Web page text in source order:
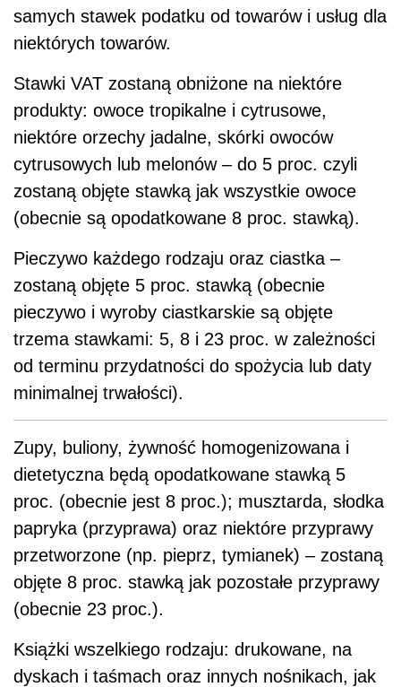
samych stawek podatku od towarów i usług dla
niektórych towarów.
Stawki VAT zostaną obniżone na niektóre
produkty: owoce tropikalne i cytrusowe,
niektóre orzechy jadalne, skórki owoców
cytrusowych lub melonów – do 5 proc. czyli
zostaną objęte stawką jak wszystkie owoce
(obecnie są opodatkowane 8 proc. stawką).
Pieczywo każdego rodzaju oraz ciastka –
zostaną objęte 5 proc. stawką (obecnie
pieczywo i wyroby ciastkarskie są objęte
trzema stawkami: 5, 8 i 23 proc. w zależności
od terminu przydatności do spożycia lub daty
minimalnej trwałości).
Zupy, buliony, żywność homogenizowana i
dietetyczna będą opodatkowane stawką 5
proc. (obecnie jest 8 proc.); musztarda, słodka
papryka (przyprawa) oraz niektóre przyprawy
przetworzone (np. pieprz, tymianek) – zostaną
objęte 8 proc. stawką jak pozostałe przyprawy
(obecnie 23 proc.).
Książki wszelkiego rodzaju: drukowane, na
dyskach i taśmach oraz innych nośnikach, jak